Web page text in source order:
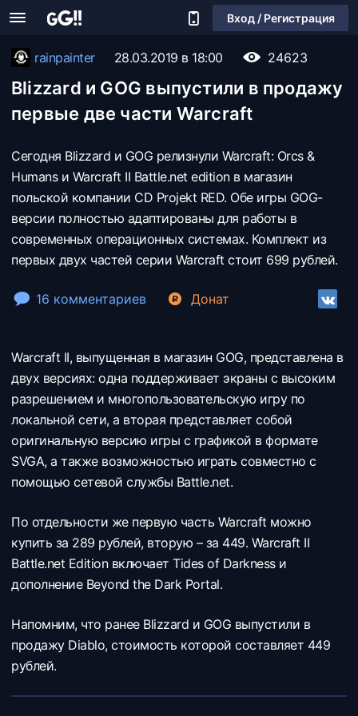
Вход / Регистрация
rainpainter 28.03.2019 в 18:00 24623
Blizzard и GOG выпустили в продажу
первые две части Warcraft
Сегодня Blizzard и GOG релизнули Warcraft: Orcs &
Humans и Warcraft II Battle.net edition в магазин
польской компании CD Projekt RED. Обе игры GOG-
версии полностью адаптированы для работы в
современных операционных системах. Комплект из
первых двух частей серии Warcraft стоит 699 рублей.
16 комментариев Донат
Warcraft II, выпущенная в магазин GOG, представлена в
двух версиях: одна поддерживает экраны с высоким
разрешением и многопользовательскую игру по
локальной сети, а вторая представляет собой
оригинальную версию игры с графикой в формате
SVGA, а также возможностью играть совместно с
помощью сетевой службы Battle.net.
По отдельности же первую часть Warcraft можно
купить за 289 рублей, вторую – за 449. Warcraft II
Battle.net Edition включает Tides of Darkness и
дополнение Beyond the Dark Portal.
Напомним, что ранее Blizzard и GOG выпустили в
продажу Diablo, стоимость которой составляет 449
рублей.